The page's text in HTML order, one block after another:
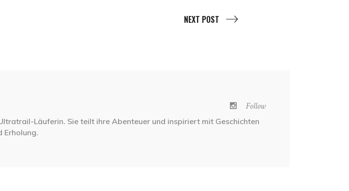
NEXT POST
Follow
Läuferin. Sie teilt ihre Abenteuer und inspiriert mit Geschichten
Erholung.